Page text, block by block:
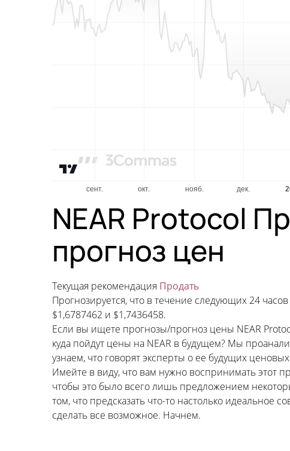
NEAR Protocol
прогноз цен
Текущая рекомендация Продать
Прогнозируется, что в течение следующих 24
$1,6787462 и $1,7436458.
Если вы ищете прогнозы/прогноз цены NEAR
куда пойдут цены на NEAR в будущем? Мы
узнаем, что говорят эксперты о ее будущих
Имейте в виду, что вам нужно воспринимать этот
чтобы это было всего лишь предложением
том, что предсказать что-то настолько
сделать все возможное. Начнем.